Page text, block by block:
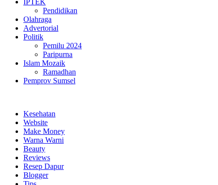
IPTEK
Pendidikan
Olahraga
Advertorial
Politik
Pemilu 2024
Paripurna
Islam Mozaik
Ramadhan
Pemprov Sumsel
Kesehatan
Website
Make Money
Warna Warni
Beauty
Reviews
Resep Dapur
Blogger